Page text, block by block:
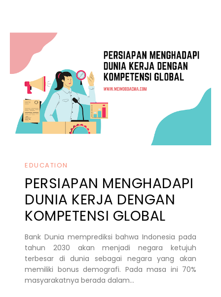
EDUCATION
PERSIAPAN MENGHADAPI
DUNIA KERJA DENGAN
KOMPETENSI GLOBAL
Bank Dunia memprediksi bahwa Indonesia pada
tahun 2030 akan menjadi negara ketujuh
terbesar di dunia sebagai negara yang akan
memiliki bonus demografi. Pada masa ini 70%
masyarakatnya berada dalam...